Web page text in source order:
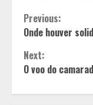
Continue
Reading
Previous:
Onde houver
Next:
O voo do